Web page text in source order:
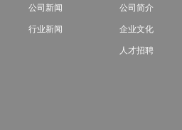
公司新闻
行业新闻
公司简介
企业文化
人才招聘